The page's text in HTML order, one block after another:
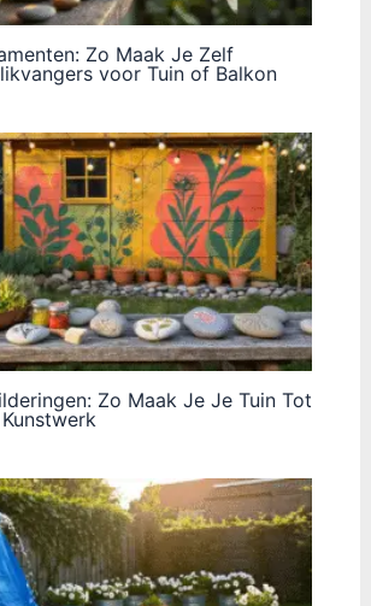
Zo Maak Je Zelf
voor Tuin of Balkon
Zo Maak Je Je Tuin Tot